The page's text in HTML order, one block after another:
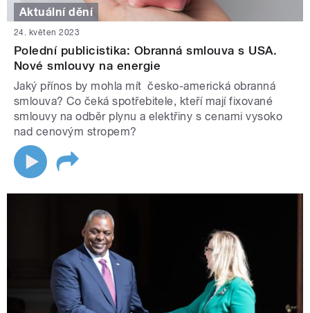
Aktuální dění
24. květen 2023
Polední publicistika: Obranná smlouva s USA.
Nové smlouvy na energie
Jaký přínos by mohla mít česko-americká obranná
smlouva? Co čeká spotřebitele, kteří mají fixované
smlouvy na odběr plynu a elektřiny s cenami vysoko
nad cenovým stropem?